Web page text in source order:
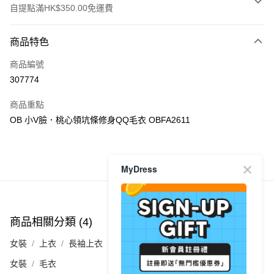
自提點滿HK$350.00免運費
信用卡
Apple Pay
PayMe
每筆HK$40.00，滿HK$350.00或以上免運費
付款後順豐站及營業點
每筆HK$40.00，滿HK$350.00或以上免運費
付款後順豐合作便利店
商品特色
商品編號
307774
商品重點
OB 小V臉．桃心領坑條修身QQ毛衣 OBFA2611
商品推薦
商品相關分類 (4)
女裝 上衣 長袖上衣
女裝 毛衣
MyDress